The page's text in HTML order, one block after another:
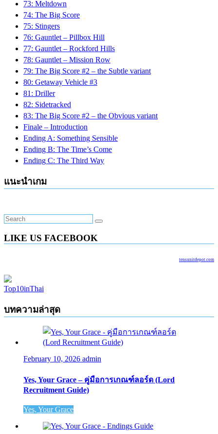
73: Meltdown
74: The Big Score
75: Stingers
76: Gauntlet – Pillbox Hill
77: Gauntlet – Rockford Hills
78: Gauntlet – Mission Row
79: The Big Score #2 – the Subtle variant
80: Getaway Vehicle #3
81: Driller
82: Sidetracked
83: The Big Score #2 – the Obvious variant
Finale – Introduction
Ending A: Something Sensible
Ending B: The Time’s Come
Ending C: The Third Way
แนะนำเกม
LIKE US FACEBOOK
tensunitdepot.com
Top10inThai
บทความล่าสุด
February 10, 2026 admin
Yes, Your Grace – คู่มือการเกณฑ์ลอร์ด (Lord
Recruitment Guide)
Yes, Your Grace